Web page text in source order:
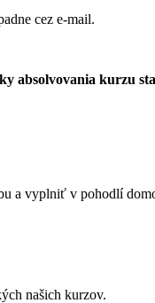
cez e-mail.
absolvovania kurzu
a vyplniť v pohodlí
našich kurzov.